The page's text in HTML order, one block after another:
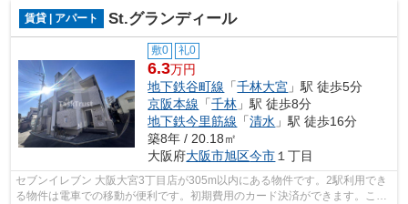
賃貸 | アパート St.グランディール
敷0 礼0
6.3万円
地下鉄谷町線 「千林大宮 」駅 徒歩5分
京阪本線 「千林 」駅 徒歩8分
地下鉄今里筋線 「清水 」駅 徒歩16分
築8年 / 20.18㎡
大阪府大阪市旭区今市 １丁目
セブンイレブン 大阪大宮3丁目店が305m以内にある物件です。2駅利用でき
る物件は電車での移動が便利です。初期費用のカード決済ができます。こち